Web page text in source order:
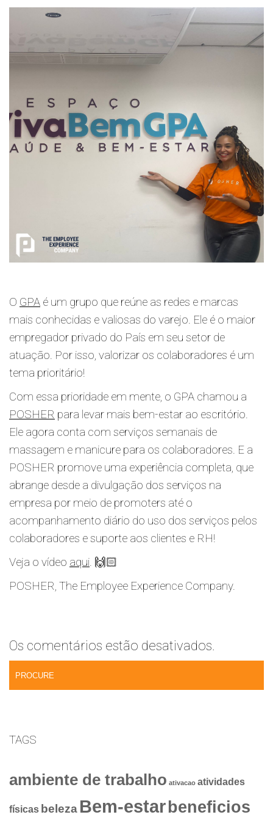
O GPA é um grupo que reúne as redes e marcas
mais conhecidas e valiosas do varejo. Ele é o maior
empregador privado do País em seu setor de
atuação. Por isso, valorizar os colaboradores é um
tema prioritário!
Com essa prioridade em mente, o GPA chamou a
POSHER para levar mais bem-estar ao escritório.
Ele agora conta com serviços semanais de
massagem e manicure para os colaboradores. E a
POSHER promove uma experiência completa, que
abrange desde a divulgação dos serviços na
empresa por meio de promoters até o
acompanhamento diário do uso dos serviços pelos
colaboradores e suporte aos clientes e RH!
Veja o vídeo aqui. 🙌🏻
POSHER, The Employee Experience Company.
Os comentários estão desativados.
TAGS
ambiente de trabalho ativacao atividades
físicas beleza Bem-estar beneficios